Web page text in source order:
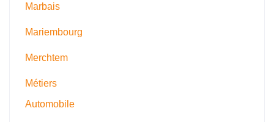
Marbais
Mariembourg
Merchtem
Métiers
Automobile